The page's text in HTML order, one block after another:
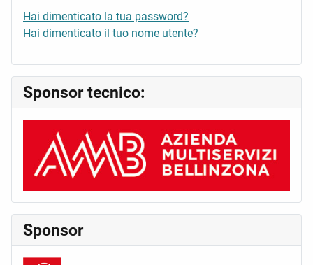
Hai dimenticato la tua password?
Hai dimenticato il tuo nome utente?
Sponsor tecnico:
Sponsor